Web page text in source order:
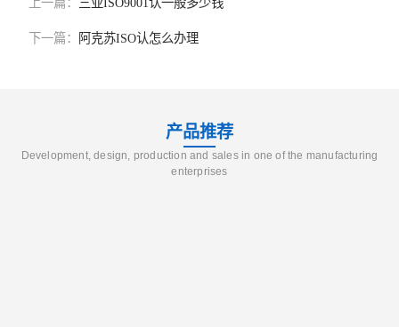
下一篇： 阿克苏ISO认怎么办理
产品推荐
Development, design, production and sales in one of the manufacturing
enterprises